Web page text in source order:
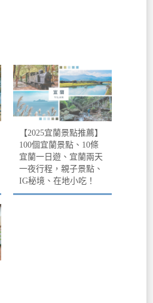
【2025宜蘭景點推薦】
100個宜蘭景點、10條
宜蘭一日遊、宜蘭兩天
一夜行程，親子景點、
IG秘境、在地小吃！